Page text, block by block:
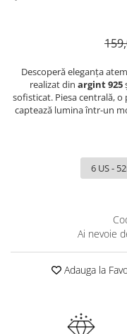
Descoperă eleganța
realizat din argint 925
sofisticat. Piesa centrală,
captează lumina într-un
Ai nevoie
Adauga la